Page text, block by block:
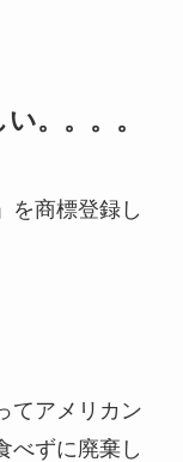
。。。。
を商標登録し
てアメリカン
べずに廃棄し